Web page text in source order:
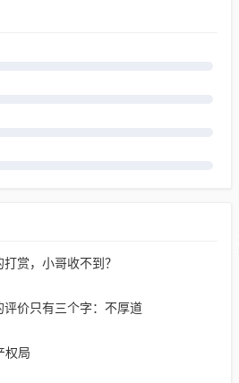
赏，小哥收不到？
价只有三个字：不厚道
权局